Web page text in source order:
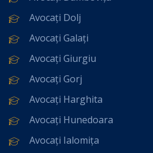
Avocați Dolj
Avocați Galați
Avocați Giurgiu
Avocați Gorj
Avocați Harghita
Avocați Hunedoara
Avocați Ialomița